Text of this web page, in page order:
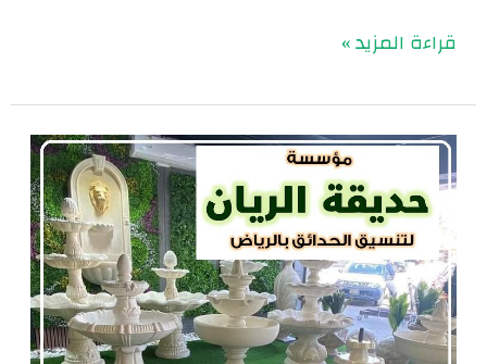
قراءة المزيد »
شركة
تركيب
نوافير
بالرياض